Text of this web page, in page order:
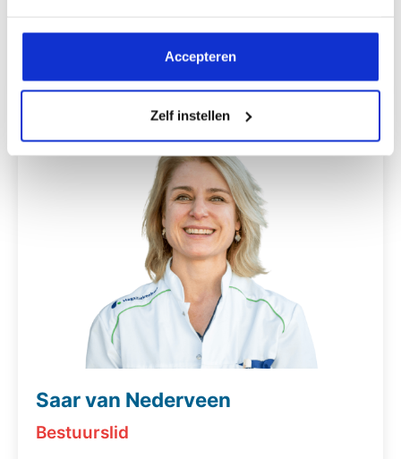
Accepteren
Zelf instellen
inhoudelijke zaken.
Saar van Nederveen
Bestuurslid